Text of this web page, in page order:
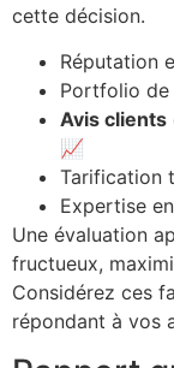
cette décision.
Réputation
Portfolio de
Avis clients
📈
Tarification
Expertise
Une évaluation
fructueux,
Considérez ces
répondant à vos